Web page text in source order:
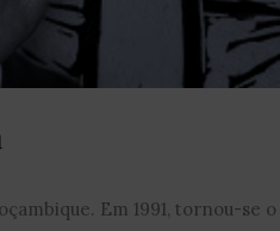
Em 1991, tornou-se